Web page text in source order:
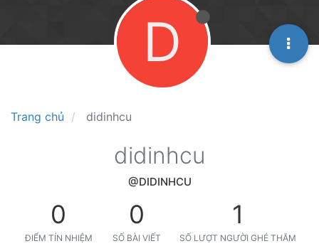
Trang chủ didinhcu
D
didinhcu
@DIDINHCU
0
ĐIỂM TÍN NHIỆM
0
SỐ BÀI VIẾT
1
SỐ LƯỢT NGƯỜI GHÉ THĂM